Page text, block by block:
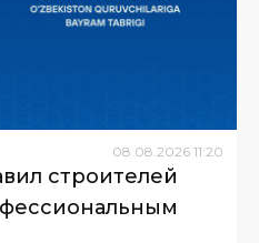
08.08.2026 11:20
строителей